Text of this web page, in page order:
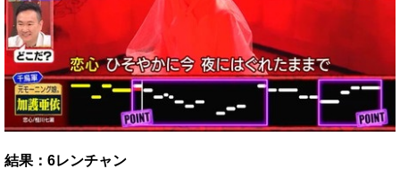
結果：6レンチャン